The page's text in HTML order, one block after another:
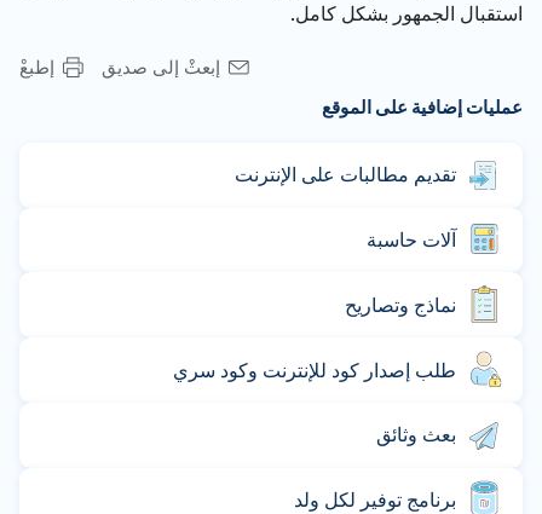
ستقبال ال جمهور بشكل كامل.
إطبعْ
إبعثْ إلى صديق
عمليات إضافية على الموقع
تقديم مطالبات على الإنترنت
آلات حاسبة
نماذج وتصاريح
طلب إصدار كود للإنترنت وكود سري
بعث وثائق
برنامج توفير لكل ولد